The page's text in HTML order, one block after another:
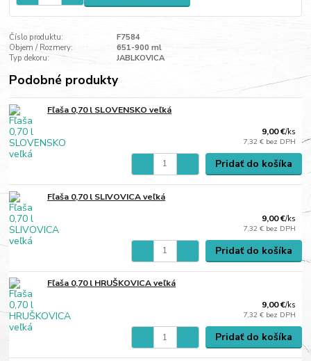
Číslo produktu:
F7584
Objem / Rozmery:
651-900 ml
Typ dekoru:
JABLKOVICA
Podobné produkty
Fľaša 0,70 l SLOVENSKO veľká
9,00 €/ks
7,32 € bez DPH
Pridať do košíka
Fľaša 0,70 l SLIVOVICA veľká
9,00 €/ks
7,32 € bez DPH
Pridať do košíka
Fľaša 0,70 l HRUŠKOVICA veľká
9,00 €/ks
7,32 € bez DPH
Pridať do košíka